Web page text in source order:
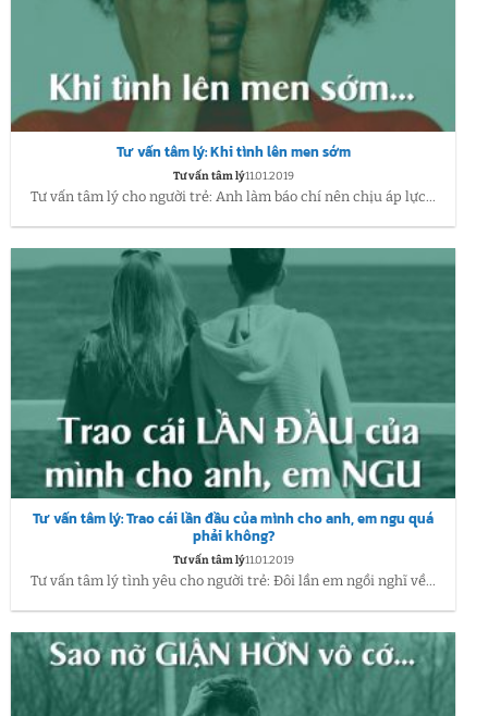
Tư vấn tâm lý: Khi tình lên men sớm
Tư vấn tâm lý11.01.2019
Tư vấn tâm lý cho người trẻ: Anh làm báo chí nên chịu áp lực...
Tư vấn tâm lý: Trao cái lần đầu của mình cho anh, em ngu quá
phải không?
Tư vấn tâm lý11.01.2019
Tư vấn tâm lý tình yêu cho người trẻ: Đôi lần em ngồi nghĩ về...